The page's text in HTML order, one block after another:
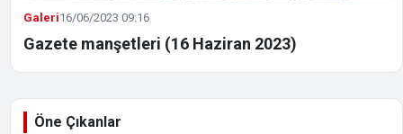
Galeri16/06/2023 09:16
Gazete manşetleri (16 Haziran 2023)
Öne Çıkanlar